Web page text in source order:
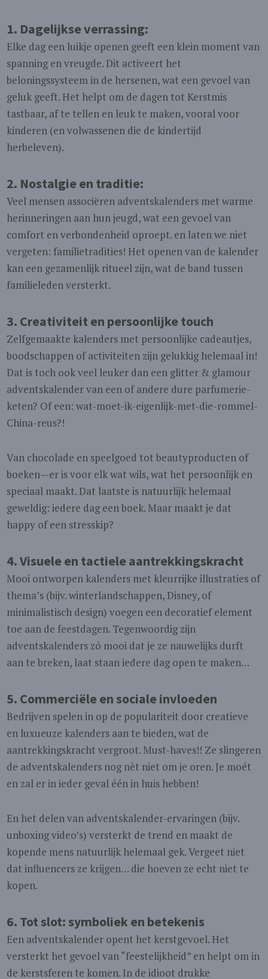
1. Dagelijkse verrassing:
Elke dag een luikje openen geeft een klein moment van
spanning en vreugde. Dit activeert het
beloningssysteem in de hersenen, wat een gevoel van
geluk geeft. Het helpt om de dagen tot Kerstmis
tastbaar, af te tellen en leuk te maken, vooral voor
kinderen (en volwassenen die de kindertijd
herbeleven).
2. Nostalgie en traditie:
Veel mensen associëren adventskalenders met warme
herinneringen aan hun jeugd, wat een gevoel van
comfort en verbondenheid oproept. en laten we niet
vergeten: familietradities! Het openen van de kalender
kan een gezamenlijk ritueel zijn, wat de band tussen
familieleden versterkt.
3. Creativiteit en persoonlijke touch
Zelfgemaakte kalenders met persoonlijke cadeautjes,
boodschappen of activiteiten zijn gelukkig helemaal in!
Dat is toch ook veel leuker dan een glitter & glamour
adventskalender van een of andere dure parfumerie-
keten? Of een: wat-moet-ik-eigenlijk-met-die-rommel-
China-reus?!
Van chocolade en speelgoed tot beautyproducten of
boeken—er is voor elk wat wils, wat het persoonlijk en
speciaal maakt. Dat laatste is natuurlijk helemaal
geweldig: iedere dag een boek. Maar maakt je dat
happy of een stresskip?
4.Visuele en tactiele aantrekkingskracht
Mooi ontworpen kalenders met kleurrijke illustraties of
thema’s (bijv. winterlandschappen, Disney, of
minimalistisch design) voegen een decoratief element
toe aan de feestdagen. Tegenwoordig zijn
adventskalenders zó mooi dat je ze nauwelijks durft
aan te breken, laat staan iedere dag open te maken…
5. Commerciële en sociale invloeden
Bedrijven spelen in op de populariteit door creatieve
en luxueuze kalenders aan te bieden, wat de
aantrekkingskracht vergroot. Must-haves!! Ze slingeren
de adventskalenders nog nèt niet om je oren. Je moét
en zal er in ieder geval één in huis hebben!
En het delen van adventskalender-ervaringen (bijv.
unboxing video’s) versterkt de trend en maakt de
kopende mens natuurlijk helemaal gek. Vergeet niet
dat influencers ze krijgen… die hoeven ze echt niet te
kopen.
6. Tot slot:symboliek en betekenis
Een adventskalender opent het kerstgevoel. Het
versterkt het gevoel van “feestelijkheid” en helpt om in
de kerstsferen te komen. In de idioot drukke